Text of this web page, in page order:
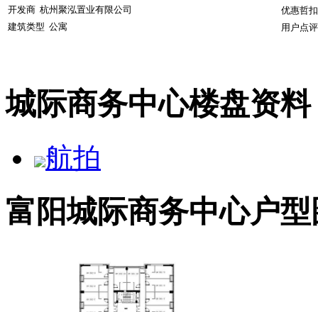
开发商 杭州聚泓置业有限公司
优惠哲扣
建筑类型 公寓 用户点评
城际商务中心楼盘资料
航拍
富阳城际商务中心户